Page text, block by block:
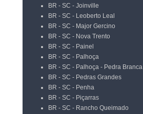
BR - SC - Joinville
BR - SC - Leoberto Leal
BR - SC - Major Gercino
BR - SC - Nova Trento
BR - SC - Painel
BR - SC - Palhoça
BR - SC - Palhoça - Pedra Branca
BR - SC - Pedras Grandes
BR - SC - Penha
BR - SC - Piçarras
BR - SC - Rancho Queimado